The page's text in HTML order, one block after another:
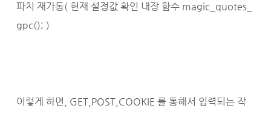
파치 재가동( 현재 설정값 확인 내장 함수 magic_quotes_
gpc(); )
이렇게 하면, GET,POST,COOKIE 를 통해서 입력되는 작